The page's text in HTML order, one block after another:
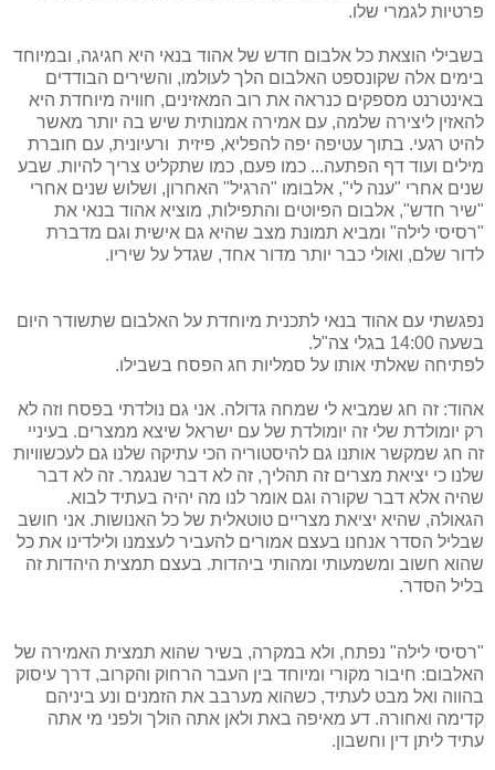
פרטיות לגמרי שלו.
בשבילי הוצאת כל אלבום חדש של אהוד בנאי היא חגיגה, ובמיוחד
בימים אלה שקונספט האלבום הלך לעולמו, והשירים הבודדים
באינטרנט מספקים כנראה את רוב המאזינים, חוויה מיוחדת היא
להאזין ליצירה שלמה, עם אמירה אמנותית שיש בה יותר מאשר
להיט רגעי. בתוך עטיפה יפה להפליא, פיזית ורעיונית, עם חוברת
מילים ועוד דף הפתעה... כמו פעם, כמו שתקליט צריך להיות. שבע
שנים אחרי "ענה לי", אלבומו "הרגיל" האחרון, ושלוש שנים אחרי
"שיר חדש", אלבום הפיוטים והתפילות, מוציא אהוד בנאי את
"רסיסי לילה" ומביא תמונת מצב שהיא גם אישית וגם מדברת
לדור שלם, ואולי כבר יותר מדור אחד, שגדל על שיריו.
נפגשתי עם אהוד בנאי לתכנית מיוחדת על האלבום שתשודר היום
בשעה 14:00 בגלי צה"ל.
לפתיחה שאלתי אותו על סמליות חג הפסח בשבילו.
אהוד: זה חג שמביא לי שמחה גדולה. אני גם נולדתי בפסח וזה לא
רק יומולדת שלי זה יומולדת של עם ישראל שיצא ממצרים. בעיניי
זה חג שמקשר אותנו גם להיסטוריה הכי עתיקה שלנו גם לעכשוויות
שלנו כי יציאת מצרים זה תהליך, זה לא דבר שנגמר. זה לא דבר
שהיה אלא דבר שקורה וגם אומר לנו מה יהיה בעתיד לבוא.
הגאולה, שהיא יציאת מצריים טוטאלית של כל האנושות. אני חושב
שבליל הסדר אנחנו בעצם אמורים להעביר לעצמנו ולילדינו את כל
שהוא חשוב ומשמעותי ומהותי ביהדות. בעצם תמצית היהדות זה
בליל הסדר.
"רסיסי לילה" נפתח, ולא במקרה, בשיר שהוא תמצית האמירה של
האלבום: חיבור מקורי ומיוחד בין העבר הרחוק והקרוב, דרך עיסוק
בהווה ואל מבט לעתיד, כשהוא מערבב את הזמנים ונע ביניהם
קדימה ואחורה. דע מאיפה באת ולאן אתה הולך ולפני מי אתה
עתיד ליתן דין וחשבון.